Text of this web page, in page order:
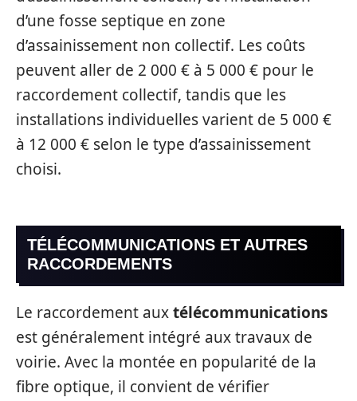
d’une fosse septique en zone
d’assainissement non collectif. Les coûts
peuvent aller de 2 000 € à 5 000 € pour le
raccordement collectif, tandis que les
installations individuelles varient de 5 000 €
à 12 000 € selon le type d’assainissement
choisi.
TÉLÉCOMMUNICATIONS ET AUTRES
RACCORDEMENTS
Le raccordement auxtélécommunications
est généralement intégré aux travaux de
voirie. Avec la montée en popularité de la
fibre optique, il convient de vérifier